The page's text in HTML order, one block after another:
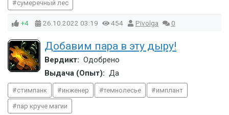
сумеречный лес
+4 26.10.2022 03:19 454 Pivolga 0
Добавим пара в эту дыру!
Вердикт: Одобрено
Выдача (Опыт): Да
стимпанк инженер темнолесье имплант
пар круче магии